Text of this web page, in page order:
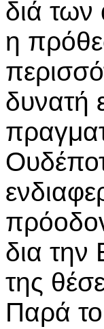
διά των
η
δυνατή
δια
της
Παρά